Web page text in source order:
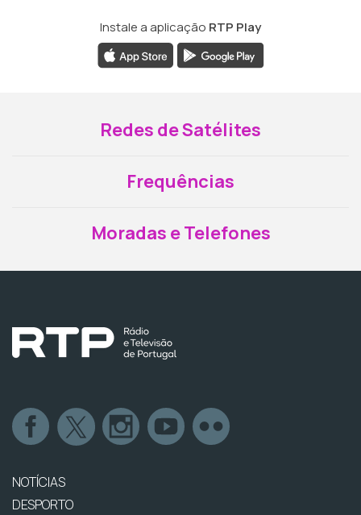
Instale a aplicação RTP Play
Redes de Satélites
Frequências
Moradas e Telefones
NOTÍCIAS
DESPORTO